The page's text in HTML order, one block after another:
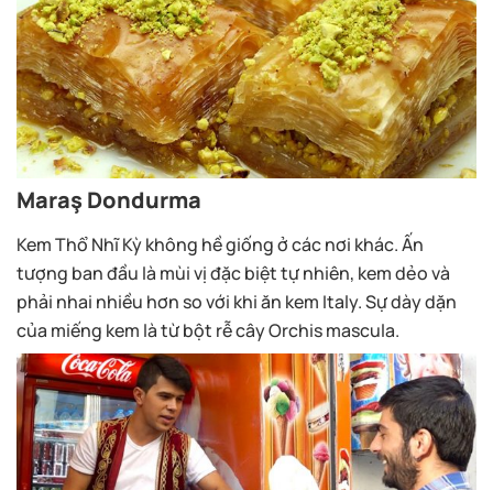
Maraş Dondurma
Kem Thổ Nhĩ Kỳ không hề giống ở các nơi khác. Ấn
tượng ban đầu là mùi vị đặc biệt tự nhiên, kem dẻo và
phải nhai nhiều hơn so với khi ăn kem Italy. Sự dày dặn
của miếng kem là từ bột rễ cây Orchis mascula.